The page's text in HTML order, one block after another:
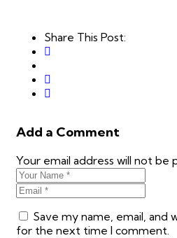
Share This Post:
Add a Comment
Your email address will not be
Save my name, email, and
for the next time I comment.